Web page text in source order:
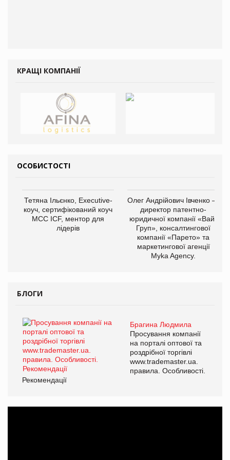
КРАЩІ КОМПАНІЇ
ОСОБИСТОСТІ
Тетяна Ільєнко, Executive-
коуч, сертифікований коуч
МСС ICF, ментор для
лідерів
Олег Андрійович Івченко —
директор патентно-
юридичної компанії «Вайз
Груп», консалтингової
компанії «Парето» та
маркетингової агенції
Myka Agency.
БЛОГИ
Брагина Людмила
Просування компанії
на порталі оптової та
роздрібної торгівлі
www.trademaster.ua.
правила. Особливості.
Рекомендації